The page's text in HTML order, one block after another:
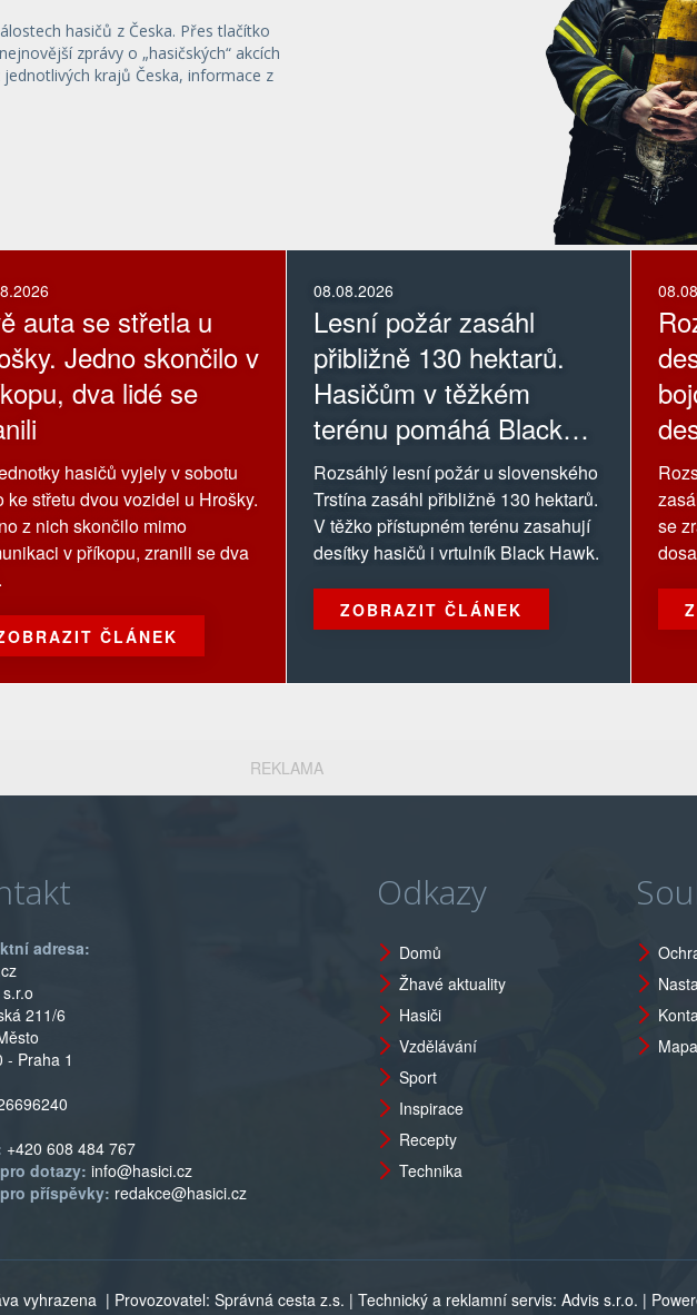
hasičů z Česka. Přes tlačítko
zprávy o „hasičských“ akcích
krajů Česka, informace z
08.08.2026
Lesní požár zasáhl
přibližně 130 hektarů.
Hasičům v těžkém
terénu pomáhá Black
Hawk
Rozsáhlý lesní požár u slovenského
Trstína zasáhl přibližně 130 hektarů.
V těžko přístupném terénu zasahují
desítky hasičů i vrtulník Black Hawk.
ZOBRAZIT ČLÁNEK
se
auta se střetla u
Jedno skončilo v
dva lidé se
hasičů vyjely v sobotu
ke střetu dvou vozidel u Hrošky.
z nich skončilo mimo
v příkopu, zranili se dva
ČLÁNEK
REKLAMA
adresa:
211/6
- Praha 1
+420 608 484 767
dotazy: info@hasici.cz
příspěvky: redakce@hasici.cz
Odkazy
Domů
Žhavé aktuality
Hasiči
Vzdělávání
Sport
Inspirace
Recepty
Technika
vyhrazena | Provozovatel: Správná cesta z.s. | Technický a reklamní servis: Advis s.r.o. |